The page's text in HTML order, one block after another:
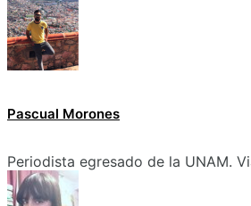
Pascual Morones
Periodista egresado de la UNAM.